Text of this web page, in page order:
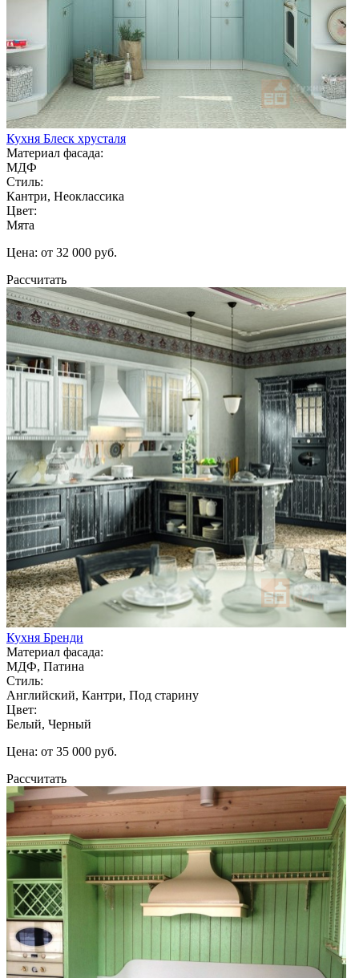
Кухня Блеск хрусталя
Материал фасада:
МДФ
Стиль:
Кантри, Неоклассика
Цвет:
Мята
Цена: от 32 000 руб.
Рассчитать
Кухня Бренди
Материал фасада:
МДФ, Патина
Стиль:
Английский, Кантри, Под старину
Цвет:
Белый, Черный
Цена: от 35 000 руб.
Рассчитать